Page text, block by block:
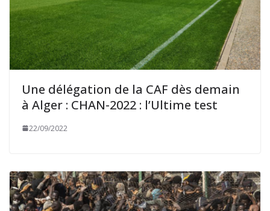
Une délégation de la CAF dès demain
à Alger : CHAN-2022 : l’Ultime test
22/09/2022